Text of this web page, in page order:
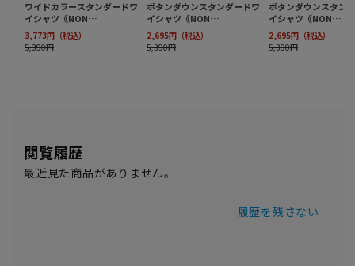
閲覧履歴
最近見た商品がありません。
履歴を残さない